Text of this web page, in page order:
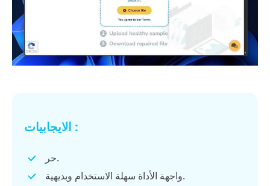
الايجابيات :
حر.
واجهة الأداة سهلة الاستخدام وبديهية.